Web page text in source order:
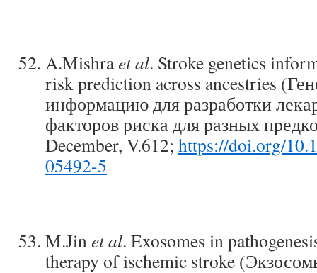
A.Mishraet al. Stroke genetics
risk prediction across ancestries
информацию для разработки
факторов риска для разных
December, V.612; https://doi.org/
05492-5
M.Jinet al. Exosomes in
therapy of ischemic stroke